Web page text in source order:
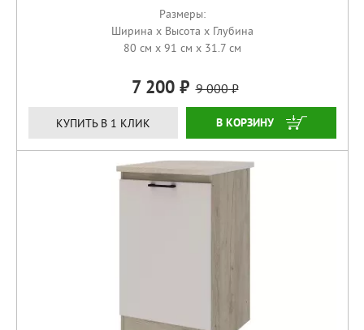
Размеры:
Ширина x Высота x Глубина
80 см x 91 см x 31.7 см
7 200 9 000
КУПИТЬ В 1 КЛИК КУПИТЬ